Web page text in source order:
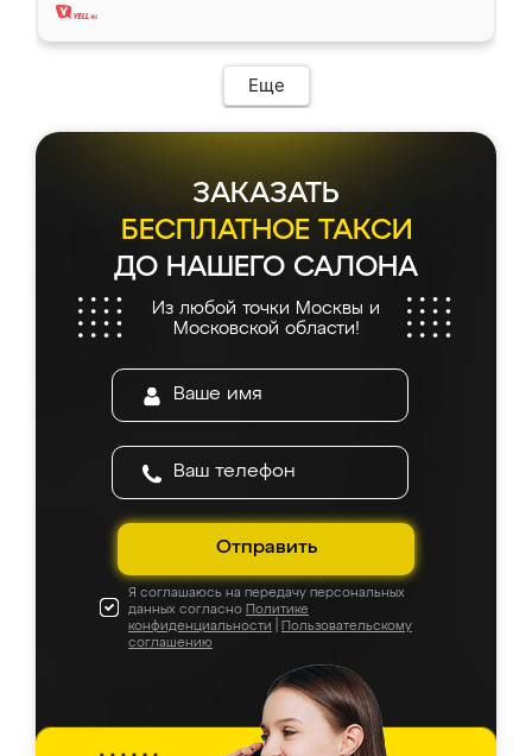
Еще
ЗАКАЗАТЬ
БЕСПЛАТНОЕ ТАКСИ
ДО НАШЕГО САЛОНА
Из любой точки Москвы и
Московской области!
Отправить
Я соглашаюсь на передачу персональных
данных согласно Политике
конфиденциальности
Пользовательскому
соглашению